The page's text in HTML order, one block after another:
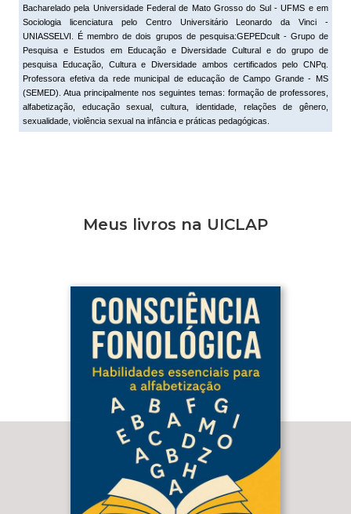
Bacharelado pela Universidade Federal de Mato Grosso do Sul - UFMS e em
Sociologia licenciatura pelo Centro Universitário Leonardo da Vinci -
UNIASSELVI. É membro de dois grupos de pesquisa:GEPEDcult - Grupo de
Pesquisa e Estudos em Educação e Diversidade Cultural e do grupo de
pesquisa Educação, Cultura e Diversidade ambos certificados pelo CNPq.
Professora efetiva da rede municipal de educação de Campo Grande - MS
(SEMED). Atua principalmente nos seguintes temas: formação de professores,
alfabetização, educação sexual, cultura, identidade, relações de gênero,
sexualidade, violência sexual na infância e práticas pedagógicas.
Meus livros na UICLAP